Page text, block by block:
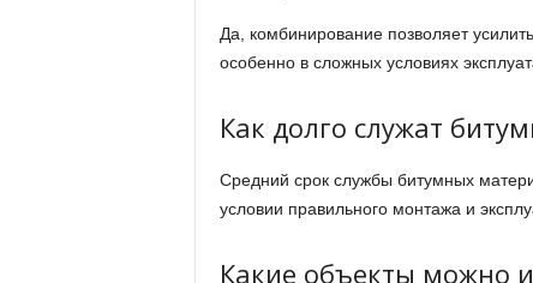
Да, комбинирование позволяет
особенно в сложных условиях
Как долго служат
Средний срок службы битумных
условии правильного монтажа и
Какие объекты можно